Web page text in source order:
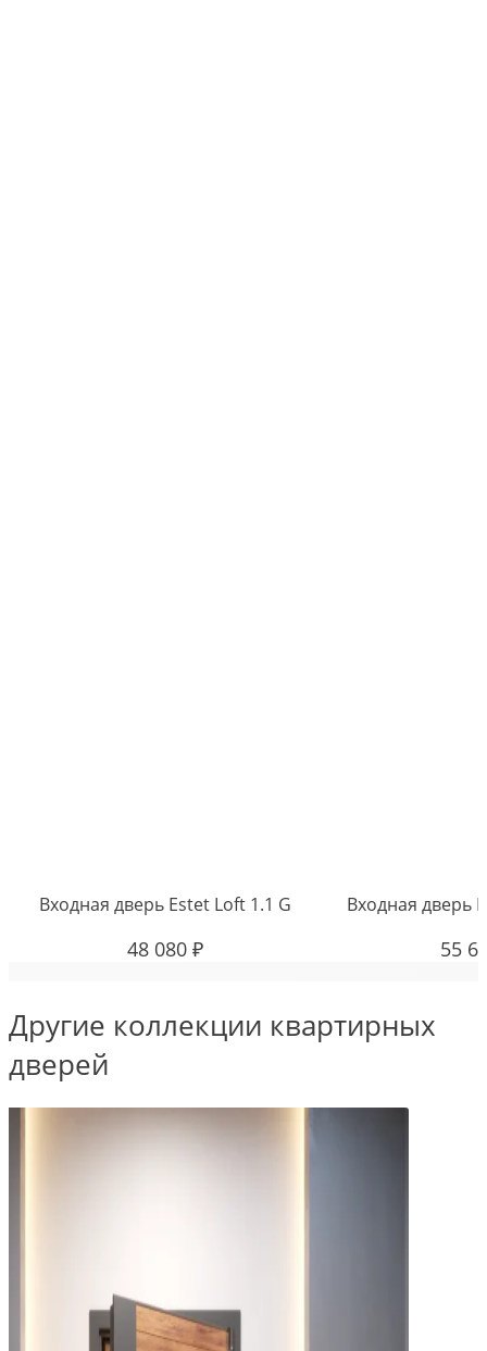
Входная дверь Estet Loft 1.1 G
48 080 ₽
Входная дверь
55
Другие коллекции квартирных
дверей